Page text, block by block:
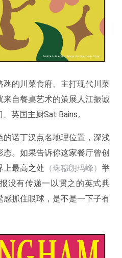
的川菜食府、主打现代川菜
自餐桌艺术的策展人江振诚
英国主厨Sat Bains。
诺丁汉点名地理位置，深浅
。如果告诉你这家餐厅曾创
上最高之处 （珠穆朗玛峰）举
没有传递一以贯之的英式典
抓住眼球，是不是一下子有